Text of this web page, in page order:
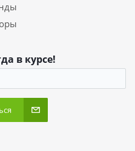
в курсе!